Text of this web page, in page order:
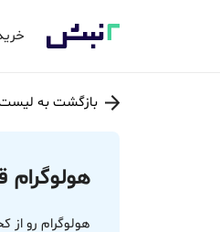
بازگشت به
هولوگرام
هولوگرام رو از